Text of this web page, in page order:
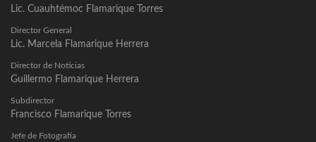
Lic. Cuauhtémoc Flamarique Torres
Director General
Lic. Marcela Flamarique Herrera
Director de Noticias
Guillermo Flamarique Herrera
Subdirector
Francisco Flamarique Torres
Jefe de Fotografía